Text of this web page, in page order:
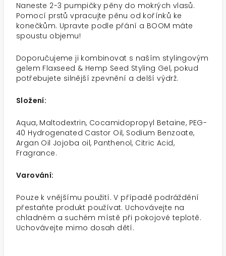
Naneste 2-3 pumpičky pěny do mokrých vlasů.
Pomocí prstů vpracujte pěnu od kořínků ke
konečkům. Upravte podle přání a BOOM máte
spoustu objemu!
Doporučujeme ji kombinovat s naším stylingovým
gelem Flaxseed & Hemp Seed Styling Gel, pokud
potřebujete silnější zpevnění a delší výdrž.
Složení:
Aqua, Maltodextrin, Cocamidopropyl Betaine, PEG-
40 Hydrogenated Castor Oil, Sodium Benzoate,
Argan Oil Jojoba oil, Panthenol, Citric Acid,
Fragrance.
Varování:
Pouze k vnějšímu použití. V případě podráždění
přestaňte produkt používat. Uchovávejte na
chladném a suchém místě při pokojové teplotě.
Uchovávejte mimo dosah dětí.